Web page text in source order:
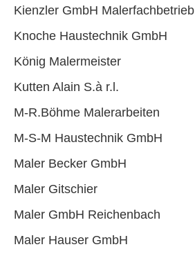
Kienzler GmbH Malerfachbetrieb
Knoche Haustechnik GmbH
König Malermeister
Kutten Alain S.à r.l.
M-R.Böhme Malerarbeiten
M-S-M Haustechnik GmbH
Maler Becker GmbH
Maler Gitschier
Maler GmbH Reichenbach
Maler Hauser GmbH